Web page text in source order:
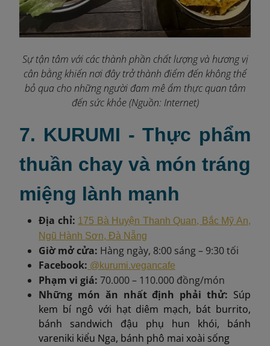
Sự tận tâm với các thành phần chất lượng và hương vị
cân bằng khiến nơi đây trở thành điểm đến không thể
bỏ qua cho những người đam mê ẩm thực quan tâm
đến sức khỏe (Nguồn: Internet)
7. KURUMI - Thực phẩm
thuần chay và món tráng
miệng lành mạnh
Địa chỉ: 175 Bà Huyện Thanh Quan, Bắc Mỹ An,
Ngũ Hành Sơn, Đà Nẵng
Giờ mở cửa: Hàng ngày, 8:00 sáng – 9:30 tối
Facebook: @kurumi.vegancafe
Phạm vi giá: 70.000 – 110.000 đồng/món
Những món ăn nhất định phải thử: Súp
kem bí ngô với hạt diêm mạch, bát burrito,
bánh sandwich đậu phụ hun khói, bánh
vareniki kiểu Nga, bánh phô mai xoài sống